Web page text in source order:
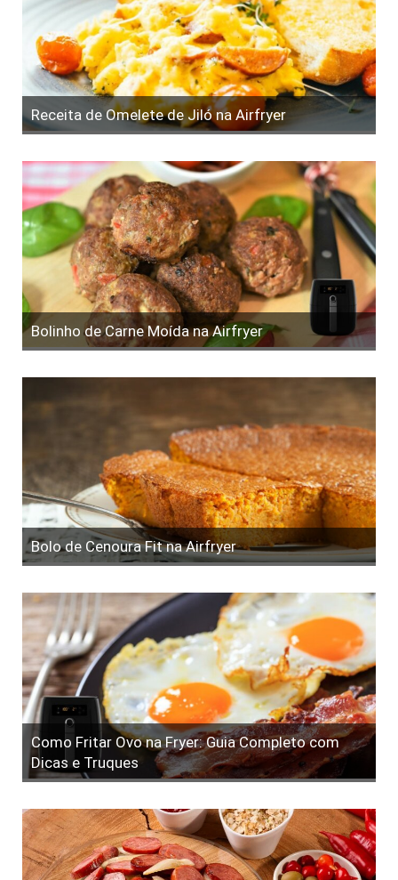
Receita de Omelete de Jiló na Airfryer
Bolinho de Carne Moída na Airfryer
Bolo de Cenoura Fit na Airfryer
Como Fritar Ovo na Fryer: Guia Completo com
Dicas e Truques